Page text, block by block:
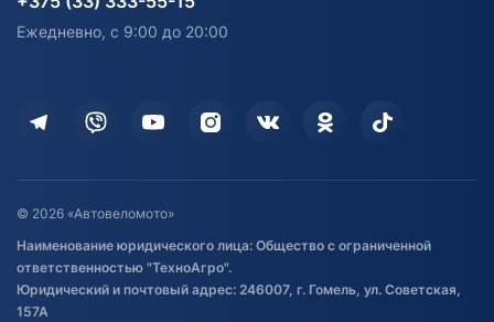
Дополнительные услуги
Оставить отзыв
Договор публичной оферты
Обработка файлов cookie
Постановка транспорта на учет
Ежедневно, с 9:00 до 20:00
© 2026 «Автовеломото»
Наименование юридического лица: Общество с ограниченной
ответственностью "ТехноАгро".
Юридический и почтовый адрес: 246007, г. Гомель, ул. Советская,
157А